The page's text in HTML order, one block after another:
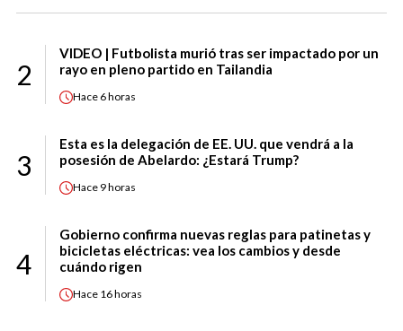
2
VIDEO | Futbolista murió tras ser impactado por un
rayo en pleno partido en Tailandia
Hace 6 horas
3
Esta es la delegación de EE. UU. que vendrá a la
posesión de Abelardo: ¿Estará Trump?
Hace 9 horas
4
Gobierno confirma nuevas reglas para patinetas y
bicicletas eléctricas: vea los cambios y desde
cuándo rigen
Hace 16 horas